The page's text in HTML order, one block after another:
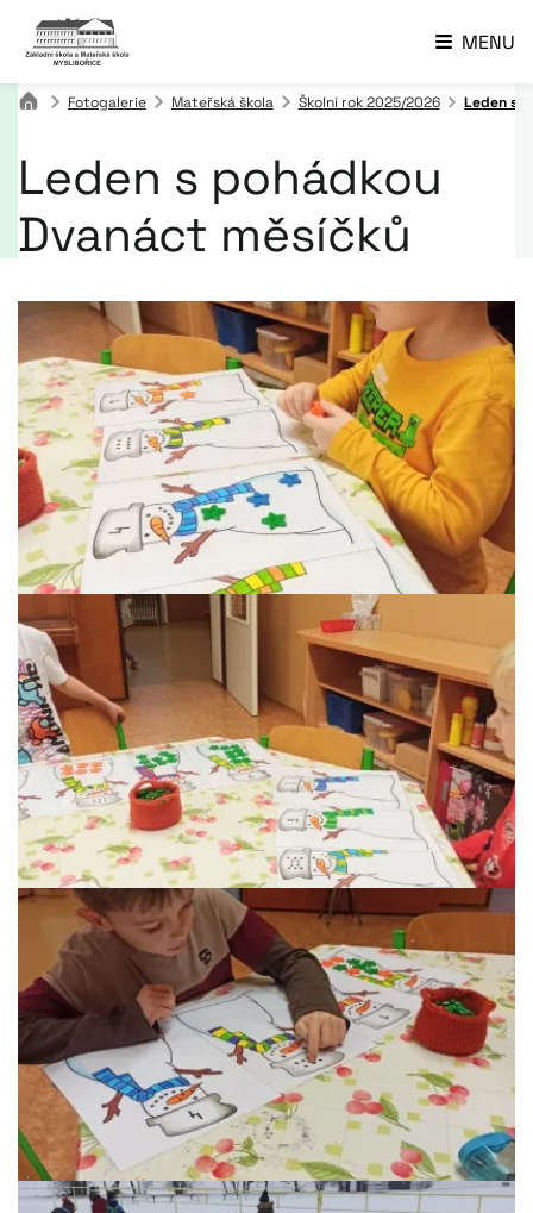
MENU
Fotogalerie Mateřská škola Školní rok 2025/2026 Leden s
Leden s pohádkou
Dvanáct měsíčků